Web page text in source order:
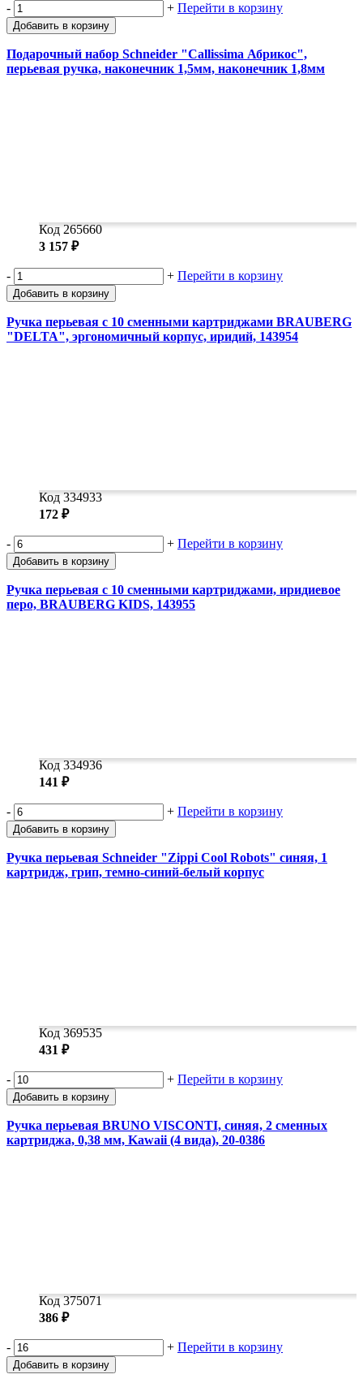
- + Перейти в корзину
Добавить в корзину
Подарочный набор Schneider "Callissima Абрикос",
перьевая ручка, наконечник 1,5мм, наконечник 1,8мм
Код 265660
3 157 ₽
- + Перейти в корзину
Добавить в корзину
Ручка перьевая с 10 сменными картриджами BRAUBERG
"DELTA", эргономичный корпус, иридий, 143954
Код 334933
172 ₽
- + Перейти в корзину
Добавить в корзину
Ручка перьевая с 10 сменными картриджами, иридиевое
перо, BRAUBERG KIDS, 143955
Код 334936
141 ₽
- + Перейти в корзину
Добавить в корзину
Ручка перьевая Schneider "Zippi Cool Robots" синяя, 1
картридж, грип, темно-синий-белый корпус
Код 369535
431 ₽
- + Перейти в корзину
Добавить в корзину
Ручка перьевая BRUNO VISCONTI, синяя, 2 сменных
картриджа, 0,38 мм, Kawaii (4 вида), 20-0386
Код 375071
386 ₽
- + Перейти в корзину
Добавить в корзину